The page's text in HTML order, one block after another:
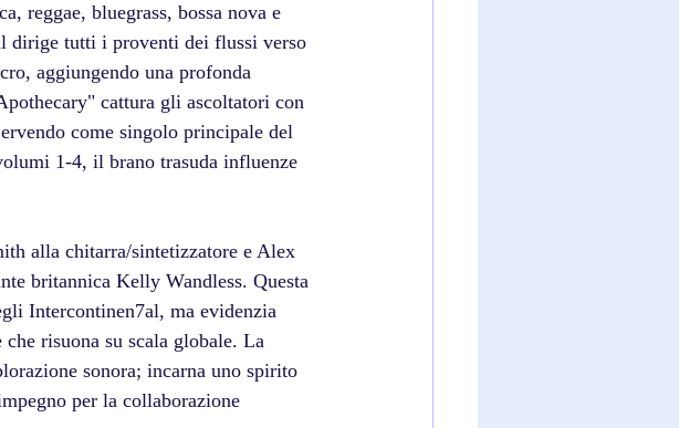
reggae, bluegrass, bossa nova e
dirige tutti i proventi dei flussi verso
aggiungendo una profonda
cattura gli ascoltatori con
come singolo principale del
1-4, il brano trasuda influenze
alla chitarra/sintetizzatore e Alex
britannica Kelly Wandless. Questa
Intercontinen7al, ma evidenzia
risuona su scala globale. La
sonora; incarna uno spirito
per la collaborazione